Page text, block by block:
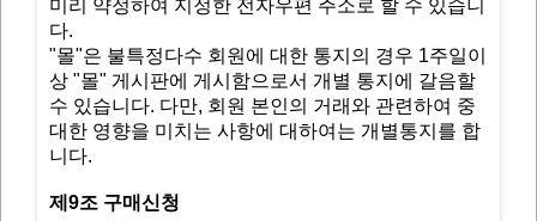
미리 약정하여 지정한 전자우편 주소로 할 수 있습니
다.
"몰"은 불특정다수 회원에 대한 통지의 경우 1주일이
상 "몰" 게시판에 게시함으로서 개별 통지에 갈음할
수 있습니다. 다만, 회원 본인의 거래와 관련하여 중
대한 영향을 미치는 사항에 대하여는 개별통지를 합
니다.
​제9조 구매신청